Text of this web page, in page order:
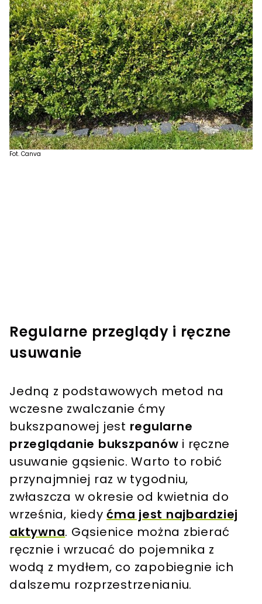
Fot. Canva
Regularne przeglądy i ręczne
usuwanie
Jedną z podstawowych metod na
wczesne zwalczanie ćmy
bukszpanowej jest regularne
przeglądanie bukszpanów i ręczne
usuwanie gąsienic. Warto to robić
przynajmniej raz w tygodniu,
zwłaszcza w okresie od kwietnia do
września, kiedy ćma jest najbardziej
aktywna. Gąsienice można zbierać
ręcznie i wrzucać do pojemnika z
wodą z mydłem, co zapobiegnie ich
dalszemu rozprzestrzenianiu.